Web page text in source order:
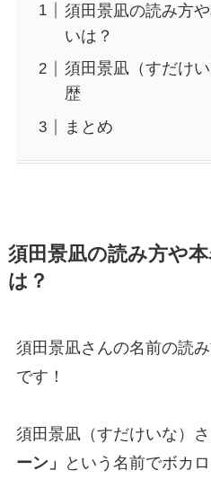
須田景凪の読み方
いは？
須田景凪（すだけ
歴
まとめ
須田景凪の読み方や
は？
須田景凪さんの名前の読み
です！
須田景凪（すだけいな）
ーン」
という名前でボカ